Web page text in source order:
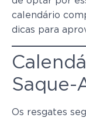
calendário
dicas para
Saque-
Os resgates